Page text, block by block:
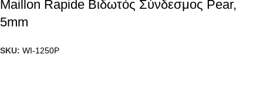
Maillon Rapide Βιδωτός Σύνδεσμος Pear,
5mm
SKU: WI-1250P